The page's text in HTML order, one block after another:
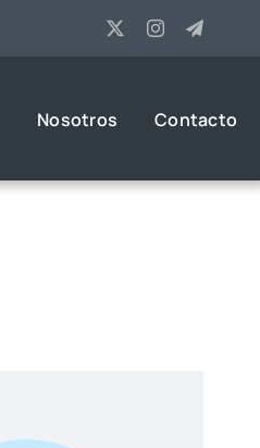
Nosotros Contacto